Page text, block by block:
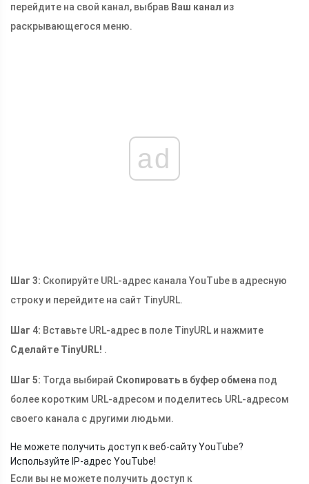
перейдите на свой канал, выбрав Ваш канал из
раскрывающегося меню.
ad
Шаг 3: Скопируйте URL-адрес канала YouTube в адресную
строку и перейдите на сайт TinyURL.
Шаг 4: Вставьте URL-адрес в поле TinyURL и нажмите
Сделайте TinyURL! .
Шаг 5: Тогда выбирай Скопировать в буфер обмена под
более коротким URL-адресом и поделитесь URL-адресом
своего канала с другими людьми.
Не можете получить доступ к веб-сайту YouTube?
Используйте IP-адрес YouTube!
Если вы не можете получить доступ к